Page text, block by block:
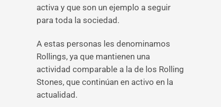
activa y que son un ejemplo a seguir
para toda la sociedad.
A estas personas les denominamos
Rollings, ya que mantienen una
actividad comparable a la de los Rolling
Stones, que continúan en activo en la
actualidad.